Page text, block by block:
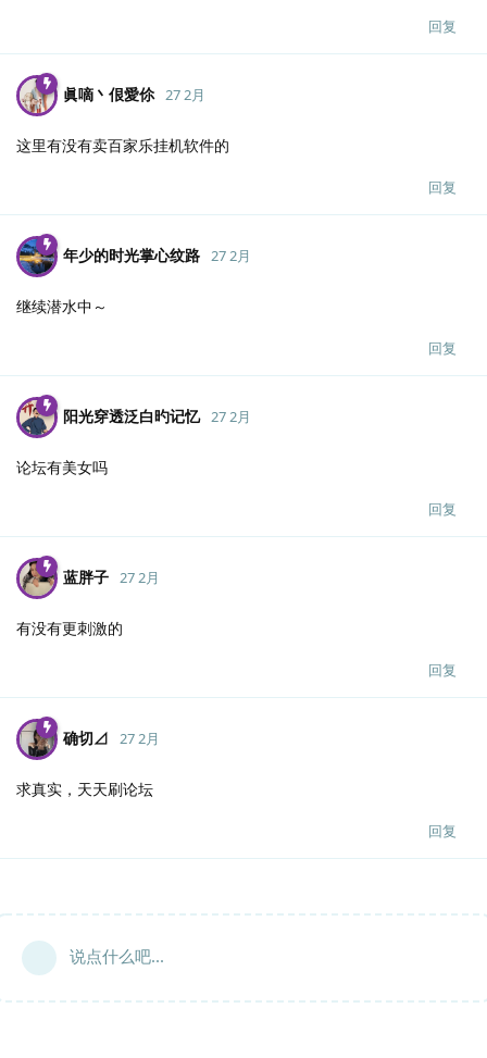
回复
眞嘀丶佷愛伱 27 2月
这里有没有卖百家乐挂机软件的
回复
年少的时光掌心纹路 27 2月
继续潜水中～
回复
阳光穿透泛白旳记忆 27 2月
论坛有美女吗
回复
蓝胖子 27 2月
有没有更刺激的
回复
确切⊿ 27 2月
求真实，天天刷论坛
回复
说点什么吧...